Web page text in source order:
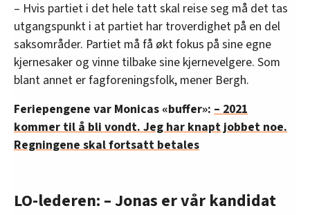
– Hvis partiet i det hele tatt skal reise seg må det tas
utgangspunkt i at partiet har troverdighet på en del
saksområder. Partiet må få økt fokus på sine egne
kjernesaker og vinne tilbake sine kjernevelgere. Som
blant annet er fagforeningsfolk, mener Bergh.
Feriepengene var Monicas «buffer»: – 2021
kommer til å bli vondt. Jeg har knapt jobbet noe.
Regningene skal fortsatt betales
LO-lederen: – Jonas er vår kandidat